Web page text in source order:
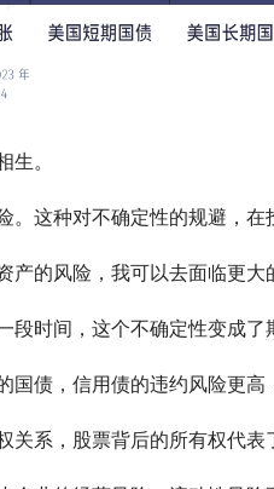
生。
。这种对不确定性的规避，在
产的风险，我可以去面临更大
段时间，这个不确定性变成了
国债 ，信用债的违约风险更
关系，股票背后的所有权代